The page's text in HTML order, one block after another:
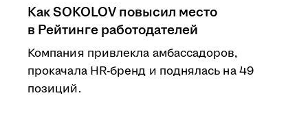
Как SOKOLOV повысил место
в Рейтинге работодателей
Компания привлекла амбассадоров,
прокачала HR-бренд и поднялась на 49
позиций.